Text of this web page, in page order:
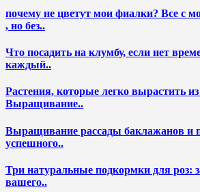
почему не цветут мои фиалки? Все с
, но без..
Что посадить на клумбу, если нет
каждый..
Растения, которые легко вырастить
Выращивание..
Выращивание рассады баклажанов и
успешного..
Три натуральные подкормки для роз:
вашего..